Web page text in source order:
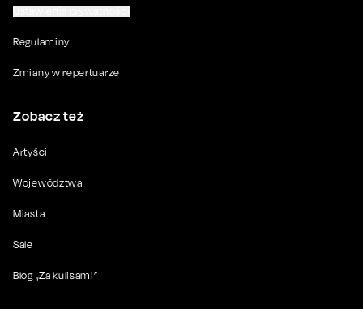
Regulaminy
Zmiany w repertuarze
Zobacz też
Artyści
Województwa
Miasta
Sale
Blog „Za kulisami”